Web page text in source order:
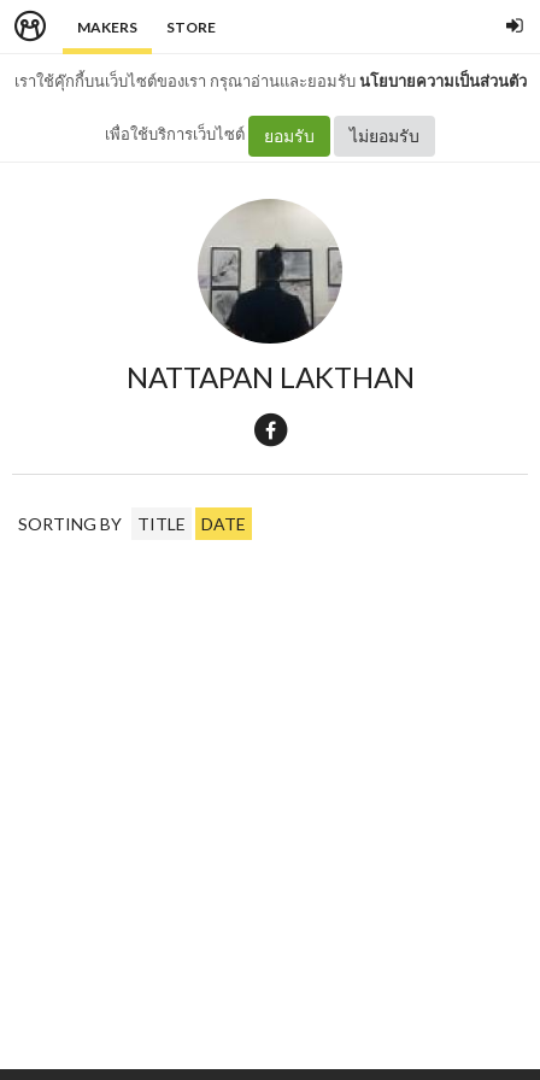
MAKERS STORE
เราใช้คุ๊กกี้บนเว็บไซต์ของเรา กรุณาอ่านและยอมรับนโยบายความเป็นส่วนตัว
เพื่อใช้บริการเว็บไซต์ ยอมรับ ไม่ยอมรับ
NATTAPAN LAKTHAN
SORTING BY TITLE DATE